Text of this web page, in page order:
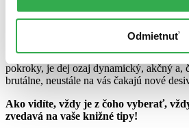
Odmietnuť
Druhou dejovou líniou nás sprevádza
tohto Opičieho vraha snaží dostať za
výrazného úspechu. Aj napriek zdaniu, že
pokroky, je dej ozaj dynamický, akčný a,
brutálne, neustále na vás čakajú nové
Ako vidíte, vždy je z čoho vyberať,
zvedavá na vaše knižné tipy!